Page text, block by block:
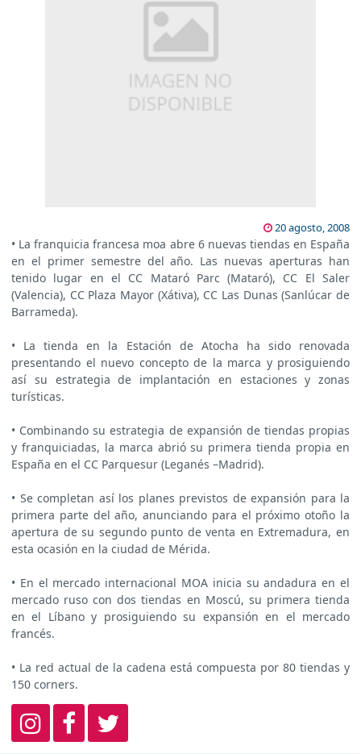
20 agosto, 2008
• La franquicia francesa moa abre 6 nuevas tiendas en España
en el primer semestre del año. Las nuevas aperturas han
tenido lugar en el CC Mataró Parc (Mataró), CC El Saler
(Valencia), CC Plaza Mayor (Xátiva), CC Las Dunas (Sanlúcar de
Barrameda).
• La tienda en la Estación de Atocha ha sido renovada
presentando el nuevo concepto de la marca y prosiguiendo
así su estrategia de implantación en estaciones y zonas
turísticas.
• Combinando su estrategia de expansión de tiendas propias
y franquiciadas, la marca abrió su primera tienda propia en
España en el CC Parquesur (Leganés –Madrid).
• Se completan así los planes previstos de expansión para la
primera parte del año, anunciando para el próximo otoño la
apertura de su segundo punto de venta en Extremadura, en
esta ocasión en la ciudad de Mérida.
• En el mercado internacional MOA inicia su andadura en el
mercado ruso con dos tiendas en Moscú, su primera tienda
en el Líbano y prosiguiendo su expansión en el mercado
francés.
• La red actual de la cadena está compuesta por 80 tiendas y
150 corners.